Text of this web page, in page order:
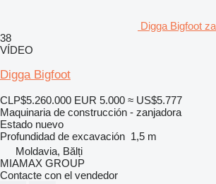
Digga Bigfoot
38
VÍDEO
Digga Bigfoot
CLP$5.260.000 EUR 5.000 ≈ US$5.777
Maquinaria de construcción - zanjadora
Estado nuevo
Profundidad de excavación 1,5 m
Moldavia, Bălți
MIAMAX GROUP
Contacte con el vendedor